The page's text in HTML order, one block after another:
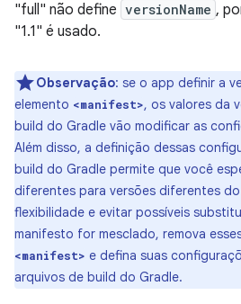
"full" não define versionName ,
"1.1" é usado.
Observação: se o app definir a
elemento <manifest>, os valores da
build do Gradle vão modificar as
Além disso, a definição dessas
build do Gradle permite que você
diferentes para versões diferentes
flexibilidade e evitar possíveis
manifesto for mesclado, remova
<manifest> e defina suas
arquivos de build do Gradle.